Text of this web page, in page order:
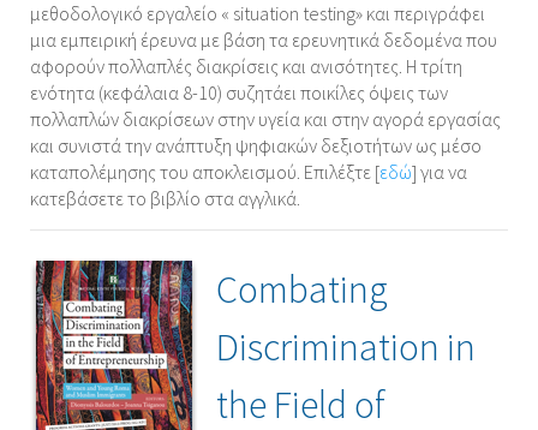
μεθοδολογικό εργαλείο « situation testing» και περιγράφει
μια εμπειρική έρευνα με βάση τα ερευνητικά δεδομένα που
αφορούν πολλαπλές διακρίσεις και ανισότητες. Η τρίτη
ενότητα (κεφάλαια 8-10) συζητάει ποικίλες όψεις των
πολλαπλών διακρίσεων στην υγεία και στην αγορά εργασίας
και συνιστά την ανάπτυξη ψηφιακών δεξιοτήτων ως μέσο
καταπολέμησης του αποκλεισμού. Επιλέξτε [εδώ] για να
κατεβάσετε το βιβλίο στα αγγλικά.
Combating
Discrimination in
the Field of